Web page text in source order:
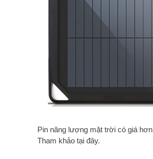
Pin năng lượng mặt trời có giá
Tham khảo tại đây.